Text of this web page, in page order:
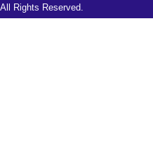
Reserved.